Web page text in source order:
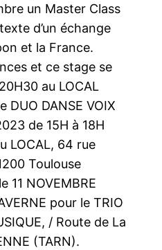
un Master Class
d’un échange
et la France.
et ce stage se
au LOCAL
DANSE VOIX
de 15H à 18H
LOCAL, 64 rue
Toulouse
11 NOVEMBRE
pour le TRIO
/ Route de La
(TARN).